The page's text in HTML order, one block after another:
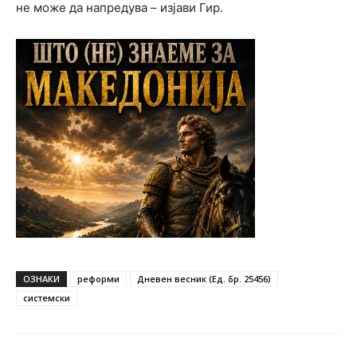
не може да напредува – изјави Гир.
ОЗНАКИ реформи
Дневен весник (Ед. бр. 25456)
системски